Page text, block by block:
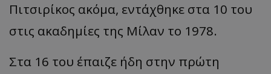
Πιτσιρίκος ακόμα, εντάχθηκε στα 10 του
στις ακαδημίες της Μίλαν το 1978.
Στα 16 του έπαιζε ήδη στην πρώτη